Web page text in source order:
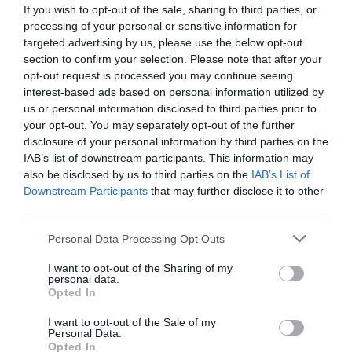
If you wish to opt-out of the sale, sharing to third parties, or
processing of your personal or sensitive information for
targeted advertising by us, please use the below opt-out
section to confirm your selection. Please note that after your
opt-out request is processed you may continue seeing
interest-based ads based on personal information utilized by
us or personal information disclosed to third parties prior to
your opt-out. You may separately opt-out of the further
disclosure of your personal information by third parties on the
IAB’s list of downstream participants. This information may
also be disclosed by us to third parties on the IAB’s List of
Downstream Participants that may further disclose it to other
Personal Data Processing Opt Outs
I want to opt-out of the Sharing of my
personal data.
Opted In
I want to opt-out of the Sale of my
Personal Data.
Opted In
integrátorok, gépforgalmazók, finanszírozási és egyéb
szolgáltatók – számára. A konferencia a tartalmas
programkínálaton túl alkalmat teremt a szakmai
kapcsolatépítésre, a networkingre és az üzleti
tárgyalásokra, a színvonalas szakmai előadások és
kerekasztal-beszélgetések mellett pedig szórakoztató
műsorral járul hozzá a résztvevők feltöltődéséhez és
kikapcsolódásához. A Portfolio Csoport az Agrárszektor
Konferencián adja át tizenegy kategóriában azokat az
évente odaítélhető díjakat, amelyek az agrárium
legkiemelkedőbb szakmai teljesítményeinek és
eredményeinek elismeréséül szolgálnak. A díjakat az
zsűri ítéli oda az ágazati szereplők benyújtott pályázatai
alapján.
digitális világot, a belső működést és az ügyfél front-
endeket is feje tetejére állítja az AI-forradalom, és az
agentic AI trend. Az önállóan cselekedni képes AI-
ügynökök, illetve az egyes üzleti, compliance és
adminisztratív folyamatokat támogató AI-eszközök és
vállalti megoldások korábban elképzelhetetlen sebességet
és rendkívüli hatékonyságbeli fejlődési lehetőséget adnak a
cégeknek. MIt kezdünk a megnyert munkaórákkal és a
megspórolt munkaerővel? A core bizniszt is felforgatja a
mesterséges intelligencia? Mire jó a vibe coding?
Nagyvállalatoknak és kkv-knak is szóló rendezvényünkön
többek között ezekre a kérdésekre is válaszokat keresünk
DEEP TECH 2026
2026. november 18. Radisson Blu Béke Hotel
A következő évtizedek technológiai versenye nem azon dől
el, ki használja ügyesebben a kész megoldásokat. Hanem
azon, ki képes létrehozni, legyártani és birtokolni azokat a
működni. Egy új akkumulátor, amely tovább tárolja az
energiát. Egy anyag, amely könnyebb, erősebb vagy
diagnosztikai eljárás, amely korábban kezelhetetlen